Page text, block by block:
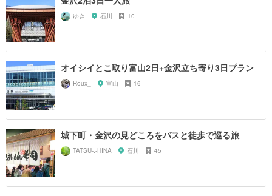
ゆき 石川 10
オイシイとこ取り富山2日+金沢立ち寄り3日プラン
Roux_ 富山 16
城下町・金沢の見どころをバスと徒歩で巡る旅
TATSU-.-HINA 石川 45